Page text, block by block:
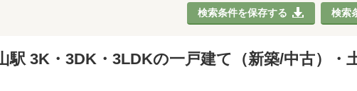
検索
検索条件を保存する
駅 3K・3DK・3LDKの一戸建て（新築/中古）・